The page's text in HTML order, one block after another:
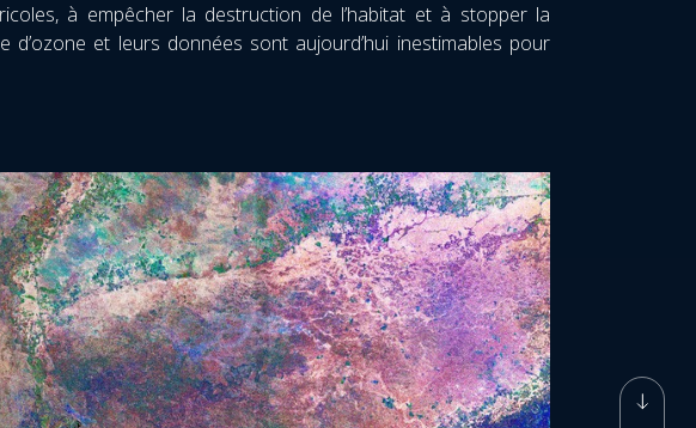
à empêcher la destruction de l’habitat et à stopper la
et leurs données sont aujourd’hui inestimables pour